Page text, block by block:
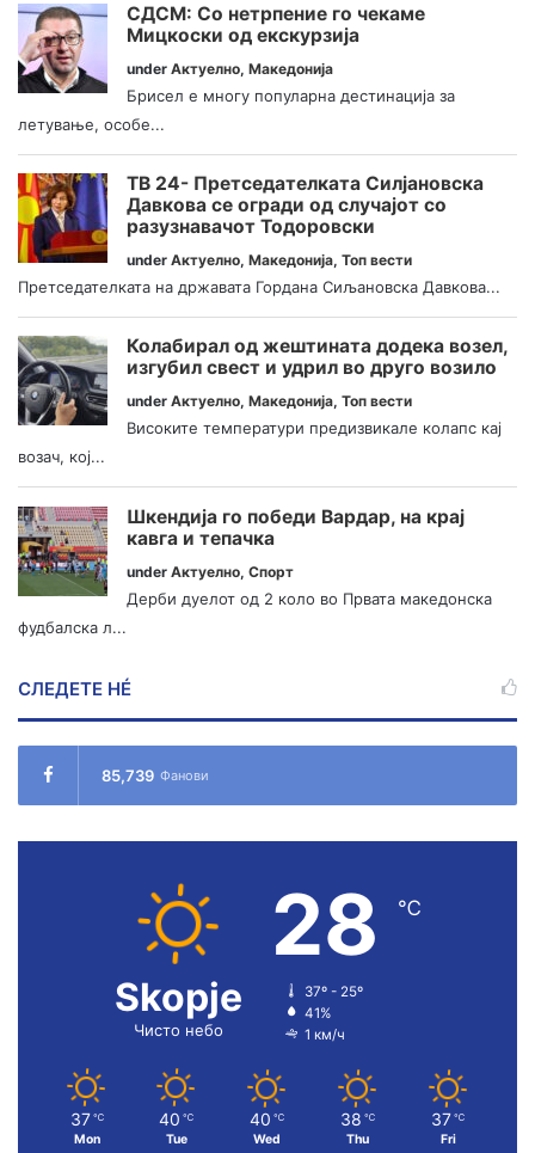
СДСМ: Со нетрпение го чекаме
Мицкоски од екскурзија
under Актуелно, Македонија
Брисел е многу популарна дестинација за
летување, особе...
ТВ 24- Претседателката Силјановска
Давкова се огради од случајот со
разузнавачот Тодоровски
under Актуелно, Македонија, Топ вести
Претседателката на државата Гордана Сиљановска Давкова...
Колабирал од жештината додека возел,
изгубил свест и удрил во друго возило
under Актуелно, Македонија, Топ вести
Високите температури предизвикале колапс кај
возач, кој...
Шкендија го победи Вардар, на крај
кавга и тепачка
under Актуелно, Спорт
Дерби дуелот од 2 коло во Првата македонска
фудбалска л...
СЛЕДЕТЕ НÉ
85,739 Фанови
Skopje
Чисто небо
28 ℃
37º - 25º
41%
1 км/ч
37 ℃
Mon
40 ℃
Tue
40 ℃
Wed
38 ℃
Thu
37 ℃
Fri